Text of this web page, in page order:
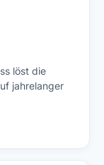
löst die
jahrelanger